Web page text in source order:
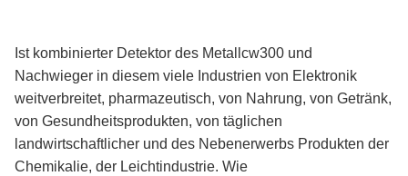
Ist kombinierter Detektor des Metallcw300 und
Nachwieger in diesem viele Industrien von Elektronik
weitverbreitet, pharmazeutisch, von Nahrung, von Getränk,
von Gesundheitsprodukten, von täglichen
landwirtschaftlicher und des Nebenerwerbs Produkten der
Chemikalie, der Leichtindustrie. Wie